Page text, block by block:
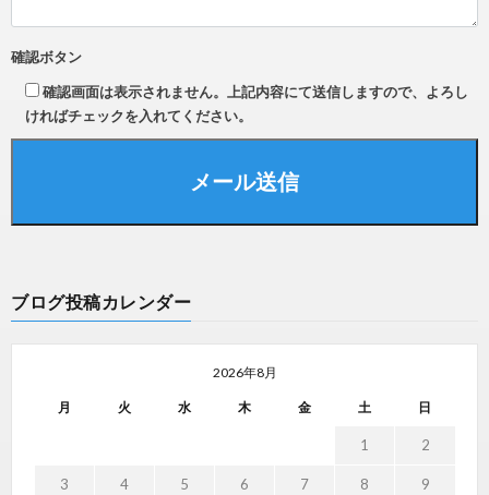
確認ボタン
確認画面は表示されません。上記内容にて送信しますので、よろし
ければチェックを入れてください。
ブログ投稿カレンダー
2026年8月
月 火 水 木 金 土 日
1 2
3 4 5 6 7 8 9